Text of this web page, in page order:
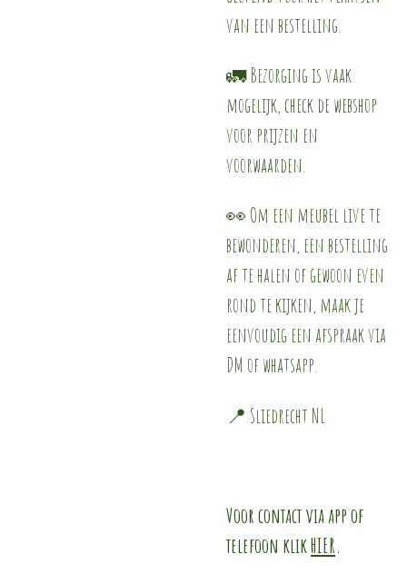
van een bestelling.
🚛 Bezorging is vaak
mogelijk, check de webshop
voor prijzen en
voorwaarden.
👀 Om een meubel live te
bewonderen, een bestelling
af te halen of gewoon even
rond te kijken, maak je
eenvoudig een afspraak via
DM of whatsapp.
📍 Sliedrecht NL
Voor contact via app of
telefoon klikHIER.